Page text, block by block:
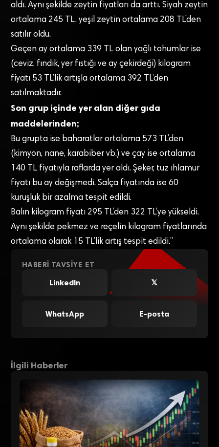
aldı. Aynı şekilde zeytin fiyatları da arttı. Siyah zeytin
ortalama 245 TL, yeşil zeytin ortalama 208 TL’den
satılır oldu.
Geçen ay ortalama 339 TL olan yağlı tohumlar ise
(ceviz, fındık, yer fıstığı ve ay çekirdeği) kilogram
fiyatı 53 TL’lik artışla ortalama 392 TL’den
satılmaktadır.
Son grup içinde yer alan diğer gıda
maddelerinden;
Bu grupta ise baharatlar ortalama 573 TL’den
(kimyon, nane, karabiber vb.) ve çay ise ortalama
140 TL fiyatıyla raflarda yer aldı. Şeker, tuz ıhlamur
fiyatı bu ay değişmedi. Salça fiyatında ise 60
kuruşluk bir azalma tespit edildi.
Balın kilogram fiyatı 295 TL’den 322 TL’ye yükseldi.
Aynı şekilde pekmez ve reçelin kilogram fiyatlarında
ortalama olarak 15 TL’lik artış tespit edildi.”
HABERI TAVSIYE ET
LinkedIn
𝕏
WhatsApp E-posta
İlgili Haberler